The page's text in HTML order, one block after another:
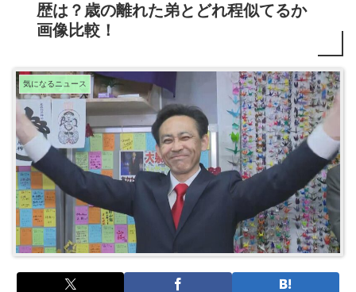
歴は？歳の離れた弟とどれ程似てるか
画像比較！
気になるニュース